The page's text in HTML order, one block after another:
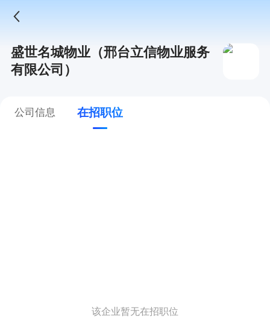
盛世名城物业（邢台立信物业服务
有限公司）
公司信息 在招职位
该企业暂无在招职位